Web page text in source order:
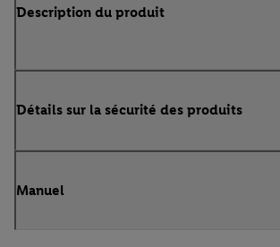
Description du produit
Détails sur la sécurité des produits
Manuel